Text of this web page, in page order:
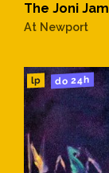
The Joni Jam
At Newport
lp do 24h